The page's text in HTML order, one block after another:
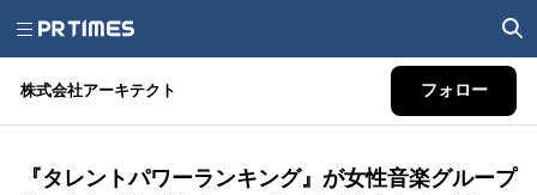
株式会社アーキテクト フォロー
『タレントパワーランキング』が女性音楽グループ